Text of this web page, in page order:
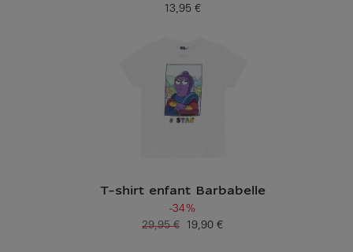
Prix ​​actuel
13,95 €
T-shirt enfant Barbabelle
-34%
Prix ​​actuel
19,90 €
Ancien prix
29,95 €